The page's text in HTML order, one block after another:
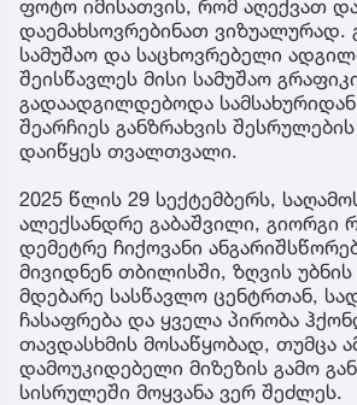
ფოტო იმისათვის, რომ აღექვათ
დაემახსოვრებინათ ვიზუალურად.
სამუშაო და საცხოვრებელი
შეისწავლეს მისი სამუშაო
გადაადგილდებოდა
შეარჩიეს განზრახვის
დაიწყეს თვალთვალი.
2025 წლის 29 სექტემბერს,
ალექსანდრე გაბაშვილი, გიორგი
დემეტრე ჩიქოვანი
მივიდნენ თბილისში, ზღვის
მდებარე სასწავლო ცენტრთან,
ჩასაფრება და ყველა პირობა
თავდასხმის მოსაწყობად, თუმცა
დამოუკიდებელი მიზეზის გამო
სისრულეში მოყვანა ვერ შეძლეს.